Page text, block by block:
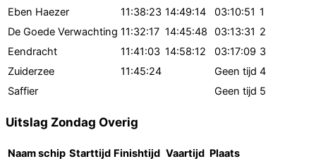
Eben Haezer
11:38:23 14:49:14 03:10:51 1
De Goede Verwachting 11:32:17 14:45:48 03:13:31 2
Eendracht
11:41:03 14:58:12 03:17:09 3
Zuiderzee
11:45:24 Geen tijd 4
Saffier
Geen tijd 5
Uitslag Zondag Overig
Naam schip Starttijd Finishtijd Vaartijd Plaats